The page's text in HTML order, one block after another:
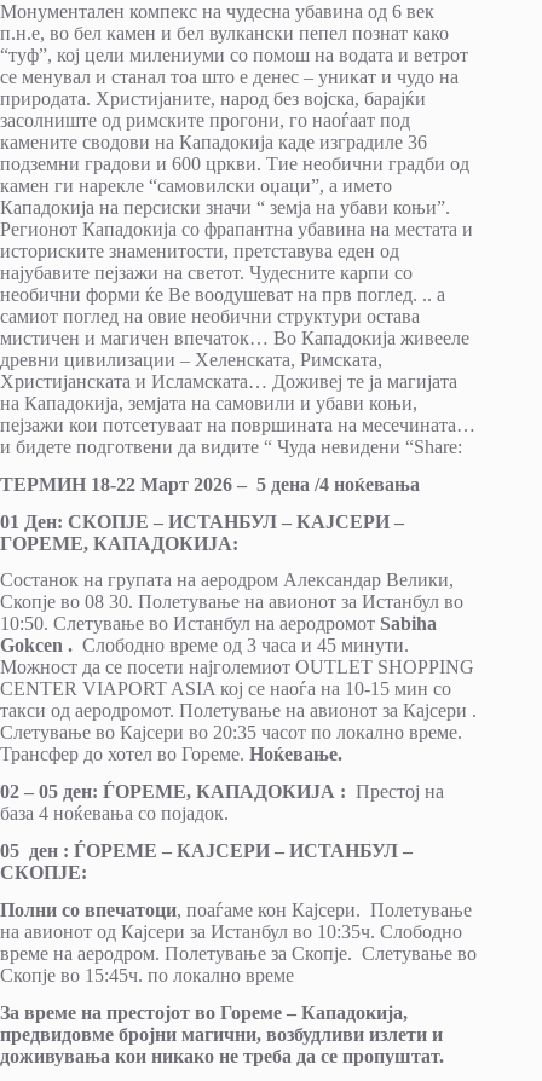
Монументален компекс на чудесна убавина од 6 век
п.н.е, во бел камен и бел вулкански пепел познат како
“туф”, кој цели милениуми со помош на водата и ветрот
се менувал и станал тоа што е денес – уникат и чудо на
природата. Христијаните, народ без војска, барајќи
засолниште од римските прогони, го наоѓаат под
камените сводови на Кападокија каде изградиле 36
подземни градови и 600 цркви. Тие необични градби од
камен ги нарекле “самовилски оџаци”, а името
Кападокија на персиски значи “ земја на убави коњи”.
Регионот Кападокија со фрапантна убавина на местата и
историските знаменитости, претставува еден од
најубавите пејзажи на светот. Чудесните карпи со
необични форми ќе Ве воодушеват на прв поглед. .. a
самиот поглед на овие необични структури остава
мистичен и магичен впечаток… Во Кападокија живееле
древни цивилизации – Хеленската, Римската,
Христијанската и Исламската… Доживеј те ја магијата
на Кападокија, земјата на самовили и убави коњи,
пејзажи кои потсетуваат на површината на месечината…
и бидете подготвени да видите “ Чуда невидени “Share:
ТЕРМИН 18-22 Март 2026 – 5 дена /4 ноќевања
01 Ден: СКОПЈЕ – ИСТАНБУЛ – КАЈСЕРИ –
ГОРЕМЕ, КАПАДОКИЈА:
Состанок на групата на аеродром Александар Велики,
Скопје во 08 30. Полетување на авионот за Истанбул во
10:50. Слетување во Истанбул на аеродромот Sabiha
Gokcen . Слободно време од 3 часа и 45 минути.
Можност да се посети најголемиот OUTLET SHOPPING
CENTER VIAPORT ASIA кој се наоѓа на 10-15 мин со
такси од аеродромот. Полетување на авионот за Кајсери .
Слетување во Кајсери во 20:35 часот по локално време.
Трансфер до хотел во Гореме. Ноќевање.
02 – 05 ден: ЃОРЕМЕ, КАПАДОКИЈА : Престој на
база 4 ноќевања со појадок.
05 ден : ЃОРЕМЕ – КАЈСЕРИ – ИСТАНБУЛ –
СКОПЈЕ:
Полни со впечатоци, поаѓаме кон Кајсери. Полетување
на авионот од Кајсери за Истанбул во 10:35ч. Слободно
време на аеродром. Полетување за Скопје. Слетување во
Скопје во 15:45ч. по локално време
За време на престојот во Гореме – Кападокија,
предвидовме бројни магични, возбудливи излети и
доживувања кои никако не треба да се пропуштат.